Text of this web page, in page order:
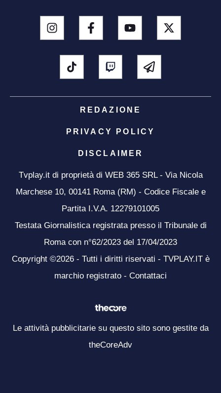
REDAZIONE
PRIVACY POLICY
DISCLAIMER
Tvplay.it di proprietà di WEB 365 SRL - Via Nicola
Marchese 10, 00141 Roma (RM) - Codice Fiscale e
Partita I.V.A. 12279101005
Testata Giornalistica registrata presso il Tribunale di
Roma con n°62/2023 del 17/04/2023
Copyright ©2026 - Tutti i diritti riservati - TVPLAY.IT è
marchio registrato - Contattaci
Le attività pubblicitarie su questo sito sono gestite da
theCoreAdv